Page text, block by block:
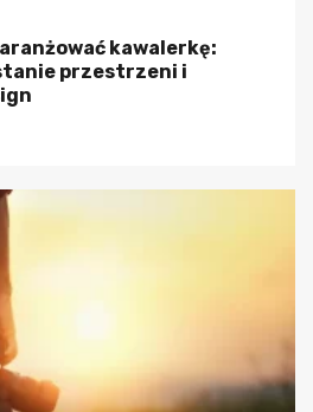
kawalerkę:
przestrzeni i